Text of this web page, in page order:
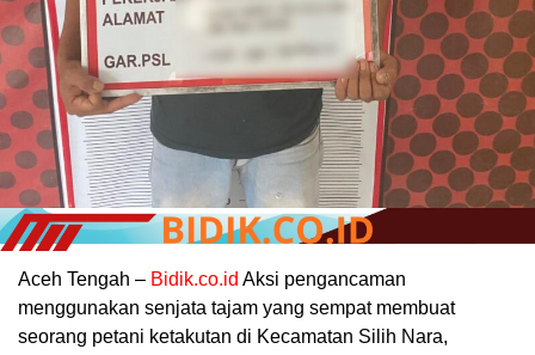
Aceh Tengah – Bidik.co.id Aksi pengancaman
menggunakan senjata tajam yang sempat membuat
seorang petani ketakutan di Kecamatan Silih Nara,